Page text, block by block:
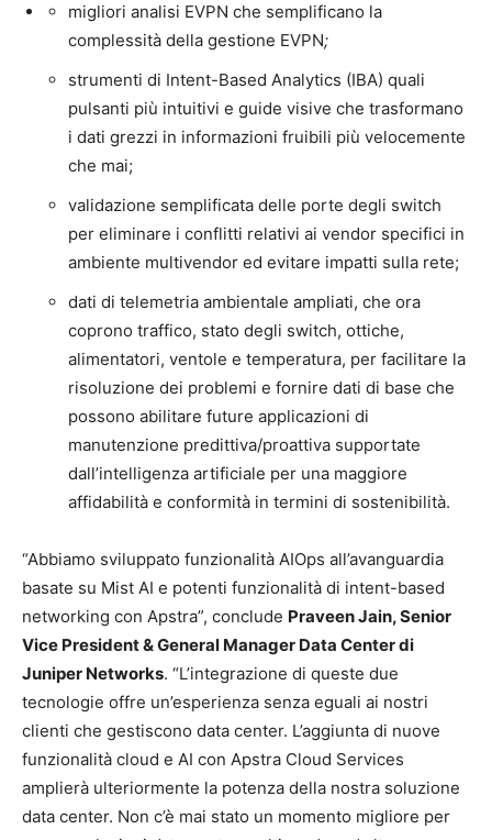
migliori analisi EVPN che semplificano la
complessità della gestione EVPN;
strumenti di Intent-Based Analytics (IBA) quali
pulsanti più intuitivi e guide visive che trasformano
i dati grezzi in informazioni fruibili più velocemente
che mai;
validazione semplificata delle porte degli switch
per eliminare i conflitti relativi ai vendor specifici in
ambiente multivendor ed evitare impatti sulla rete;
dati di telemetria ambientale ampliati, che ora
coprono traffico, stato degli switch, ottiche,
alimentatori, ventole e temperatura, per facilitare la
risoluzione dei problemi e fornire dati di base che
possono abilitare future applicazioni di
manutenzione predittiva/proattiva supportate
dall’intelligenza artificiale per una maggiore
affidabilità e conformità in termini di sostenibilità.
“Abbiamo sviluppato funzionalità AIOps all’avanguardia
basate su Mist AI e potenti funzionalità di intent-based
networking con Apstra”, conclude Praveen Jain, Senior
Vice President & General Manager Data Center di
Juniper Networks. “L’integrazione di queste due
tecnologie offre un’esperienza senza eguali ai nostri
clienti che gestiscono data center. L’aggiunta di nuove
funzionalità cloud e AI con Apstra Cloud Services
amplierà ulteriormente la potenza della nostra soluzione
data center. Non c’è mai stato un momento migliore per